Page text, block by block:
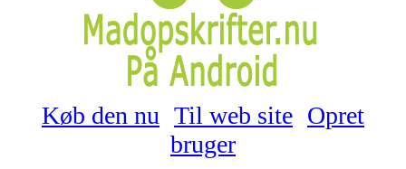
Køb den nu Til web site Opret
bruger